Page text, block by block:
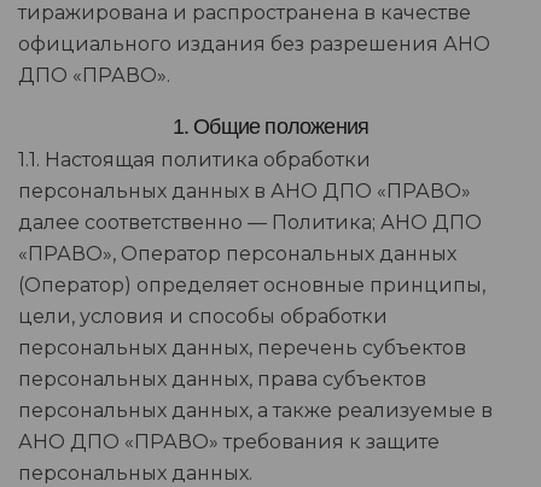
тиражирована и распространена в качестве
официального издания без разрешения АНО
ДПО «ПРАВО».
1. Общие положения
1.1. Настоящая политика обработки
персональных данных в АНО ДПО «ПРАВО»
далее соответственно — Политика; АНО ДПО
«ПРАВО», Оператор персональных данных
(Оператор) определяет основные принципы,
цели, условия и способы обработки
персональных данных, перечень субъектов
персональных данных, права субъектов
персональных данных, а также реализуемые в
АНО ДПО «ПРАВО» требования к защите
персональных данных.